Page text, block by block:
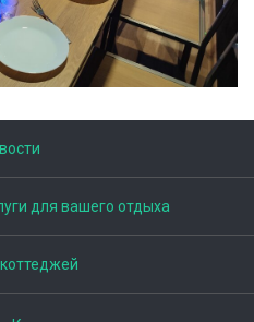
для вашего отдыха